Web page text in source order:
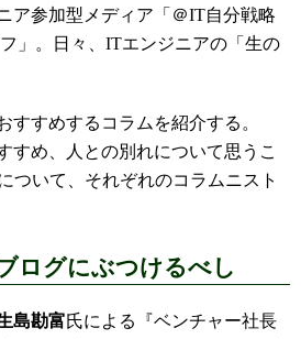
ア参加型メディア「＠IT自分戦略
」。日々、ITエンジニアの「生の
すめするコラムを紹介する。
すめ、人との別れについて思うこ
ついて、それぞれのコラムニスト
ログにぶつけるべし
島勘富氏による『ベンチャー社長